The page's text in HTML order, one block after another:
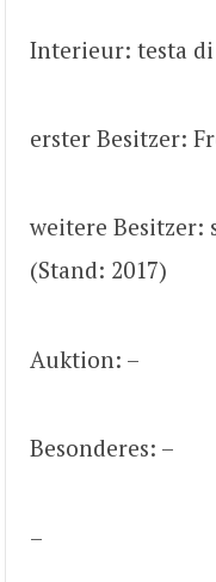
Interieur: testa
erster Besitzer:
weitere Besitzer:
(Stand: 2017)
Auktion: –
Besonderes: –
–